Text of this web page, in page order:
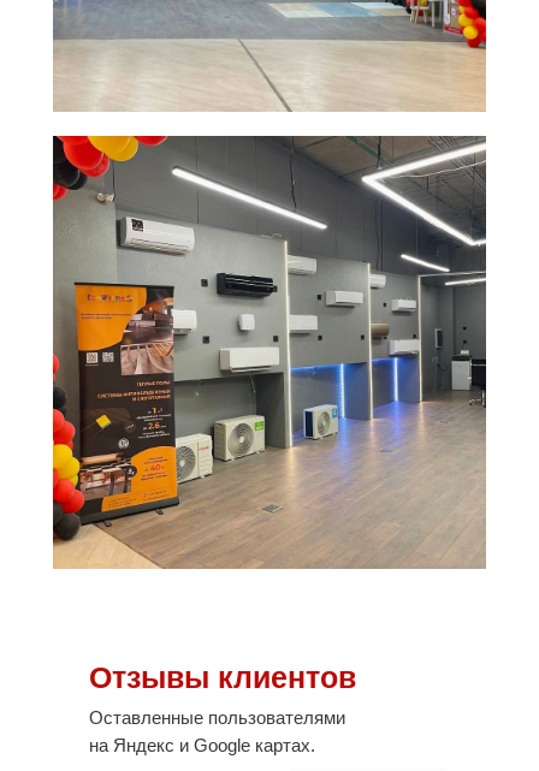
Отзывы клиентов
Оставленные пользователями
на Яндекс и Google картах.